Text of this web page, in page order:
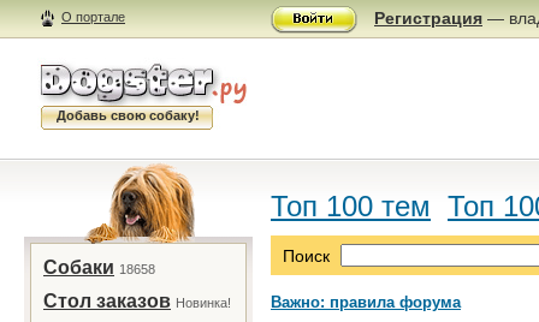
О портале Регистрация —
Добавь свою собаку!
Собаки 18658
Стол заказов Новинка!
Топ 100 тем Топ
Поиск
Важно: правила форума